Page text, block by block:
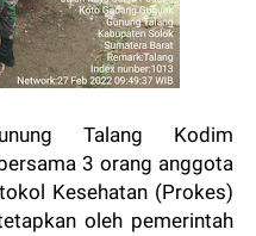
Talang Kodim
3 orang anggota
Kesehatan (Prokes)
oleh pemerintah